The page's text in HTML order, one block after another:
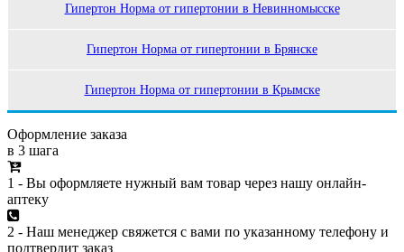
Гипертон Норма от гипертонии в Невинномысске
Гипертон Норма от гипертонии в Брянске
Гипертон Норма от гипертонии в Крымске
Оформление заказа
в 3 шага
1 - Вы оформляете нужный вам товар через нашу онлайн-
аптеку
2 - Наш менеджер свяжется с вами по указанному телефону и
подтвердит заказ